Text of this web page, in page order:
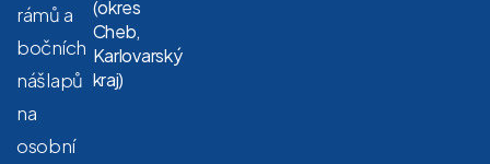
rámů a
bočních
nášlapů
na
osobní
(okres
Cheb,
Karlovarský
kraj)